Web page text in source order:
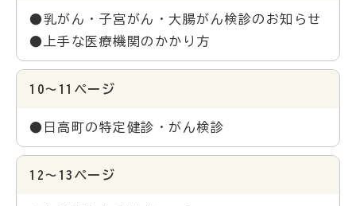
●乳がん・子宮がん・大腸がん検診のお知らせ
●上手な医療機関のかかり方
10～11ページ
●日高町の特定健診・がん検診
12～13ページ